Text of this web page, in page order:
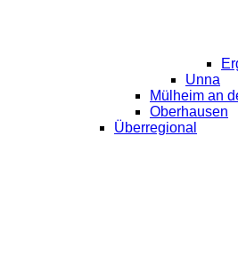
Unna
Mülheim an
Oberhausen
Überregional